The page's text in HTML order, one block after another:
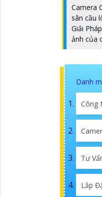
Camera
sân cầu
Giải
ảnh của
Công
Tư
Lắp